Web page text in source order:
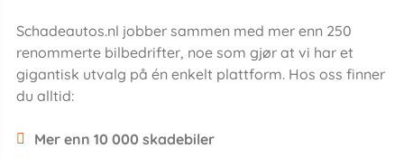
Schadeautos.nl jobber sammen med mer enn 250
renommerte bilbedrifter, noe som gjør at vi har et
gigantisk utvalg på én enkelt plattform. Hos oss finner
du alltid:
Mer enn 10 000 skadebiler